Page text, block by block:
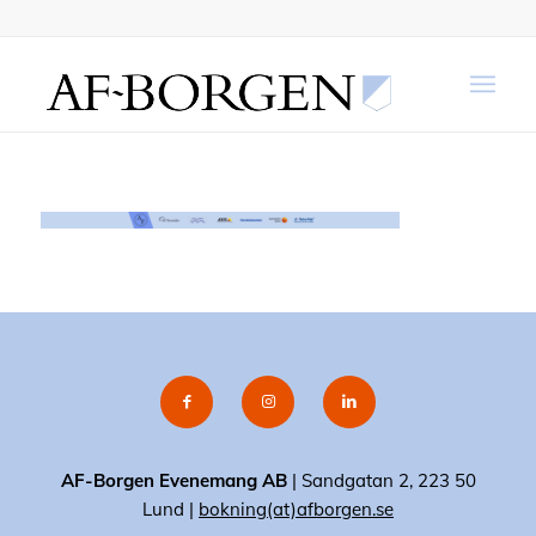
AF-Borgen Evenemang AB| Sandgatan 2, 223 50
Lund | bokning(at)afborgen.se